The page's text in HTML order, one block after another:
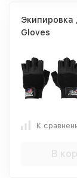
Экипировка
Gloves
К
В